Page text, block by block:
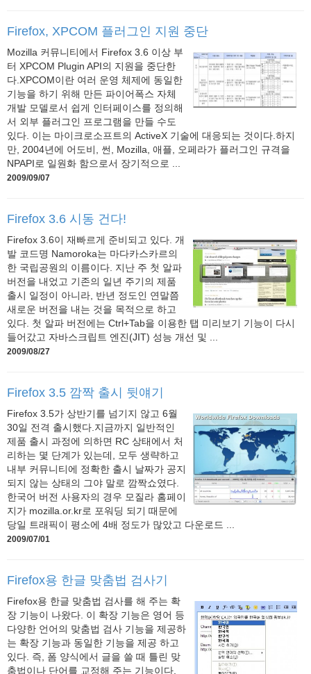
Firefox, XPCOM 플러그인 지원 중단
Mozilla 커뮤니티에서 Firefox 3.6 이상 부
터 XPCOM Plugin API의 지원을 중단한
다.XPCOM이란 여러 운영 체제에 동일한
기능을 하기 위해 만든 파이어폭스 자체
개발 모델로서 쉽게 인터페이스를 정의해
서 외부 플러그인 프로그램을 만들 수도
있다. 이는 마이크로소프트의 ActiveX 기술에 대응되는 것이다.하지
만, 2004년에 어도비, 썬, Mozilla, 애플, 오페라가 플러그인 규격을
NPAPI로 일원화 함으로서 장기적으로 ...
2009/09/07
Firefox 3.6 시동 건다!
Firefox 3.6이 재빠르게 준비되고 있다. 개
발 코드명 Namoroka는 마다카스카르의
한 국립공원의 이름이다. 지난 주 첫 알파
버전을 내었고 기존의 일년 주기의 제품
출시 일정이 아니라, 반년 정도인 연말쯤
새로운 버전을 내는 것을 목적으로 하고
있다. 첫 알파 버전에는 Ctrl+Tab을 이용한 탭 미리보기 기능이 다시
들어갔고 자바스크립트 엔진(JIT) 성능 개선 및 ...
2009/08/27
Firefox 3.5 깜짝 출시 뒷얘기
Firefox 3.5가 상반기를 넘기지 않고 6월
30일 전격 출시했다.지금까지 일반적인
제품 출시 과정에 의하면 RC 상태에서 처
리하는 몇 단계가 있는데, 모두 생략하고
내부 커뮤니티에 정확한 출시 날짜가 공지
되지 않는 상태의 그야 말로 깜짝쇼였다.
한국어 버전 사용자의 경우 모질라 홈페이
지가 mozilla.or.kr로 포워딩 되기 때문에
당일 트래픽이 평소에 4배 정도가 많았고 다운로드 ...
2009/07/01
Firefox용 한글 맞춤법 검사기
Firefox용 한글 맞춤법 검사를 해 주는 확
장 기능이 나왔다. 이 확장 기능은 영어 등
다양한 언어의 맞춤법 검사 기능을 제공하
는 확장 기능과 동일한 기능을 제공 하고
있다. 즉, 폼 양식에서 글을 쓸 때 틀린 맞
춤법이나 단어를 교정해 주는 기능이다.